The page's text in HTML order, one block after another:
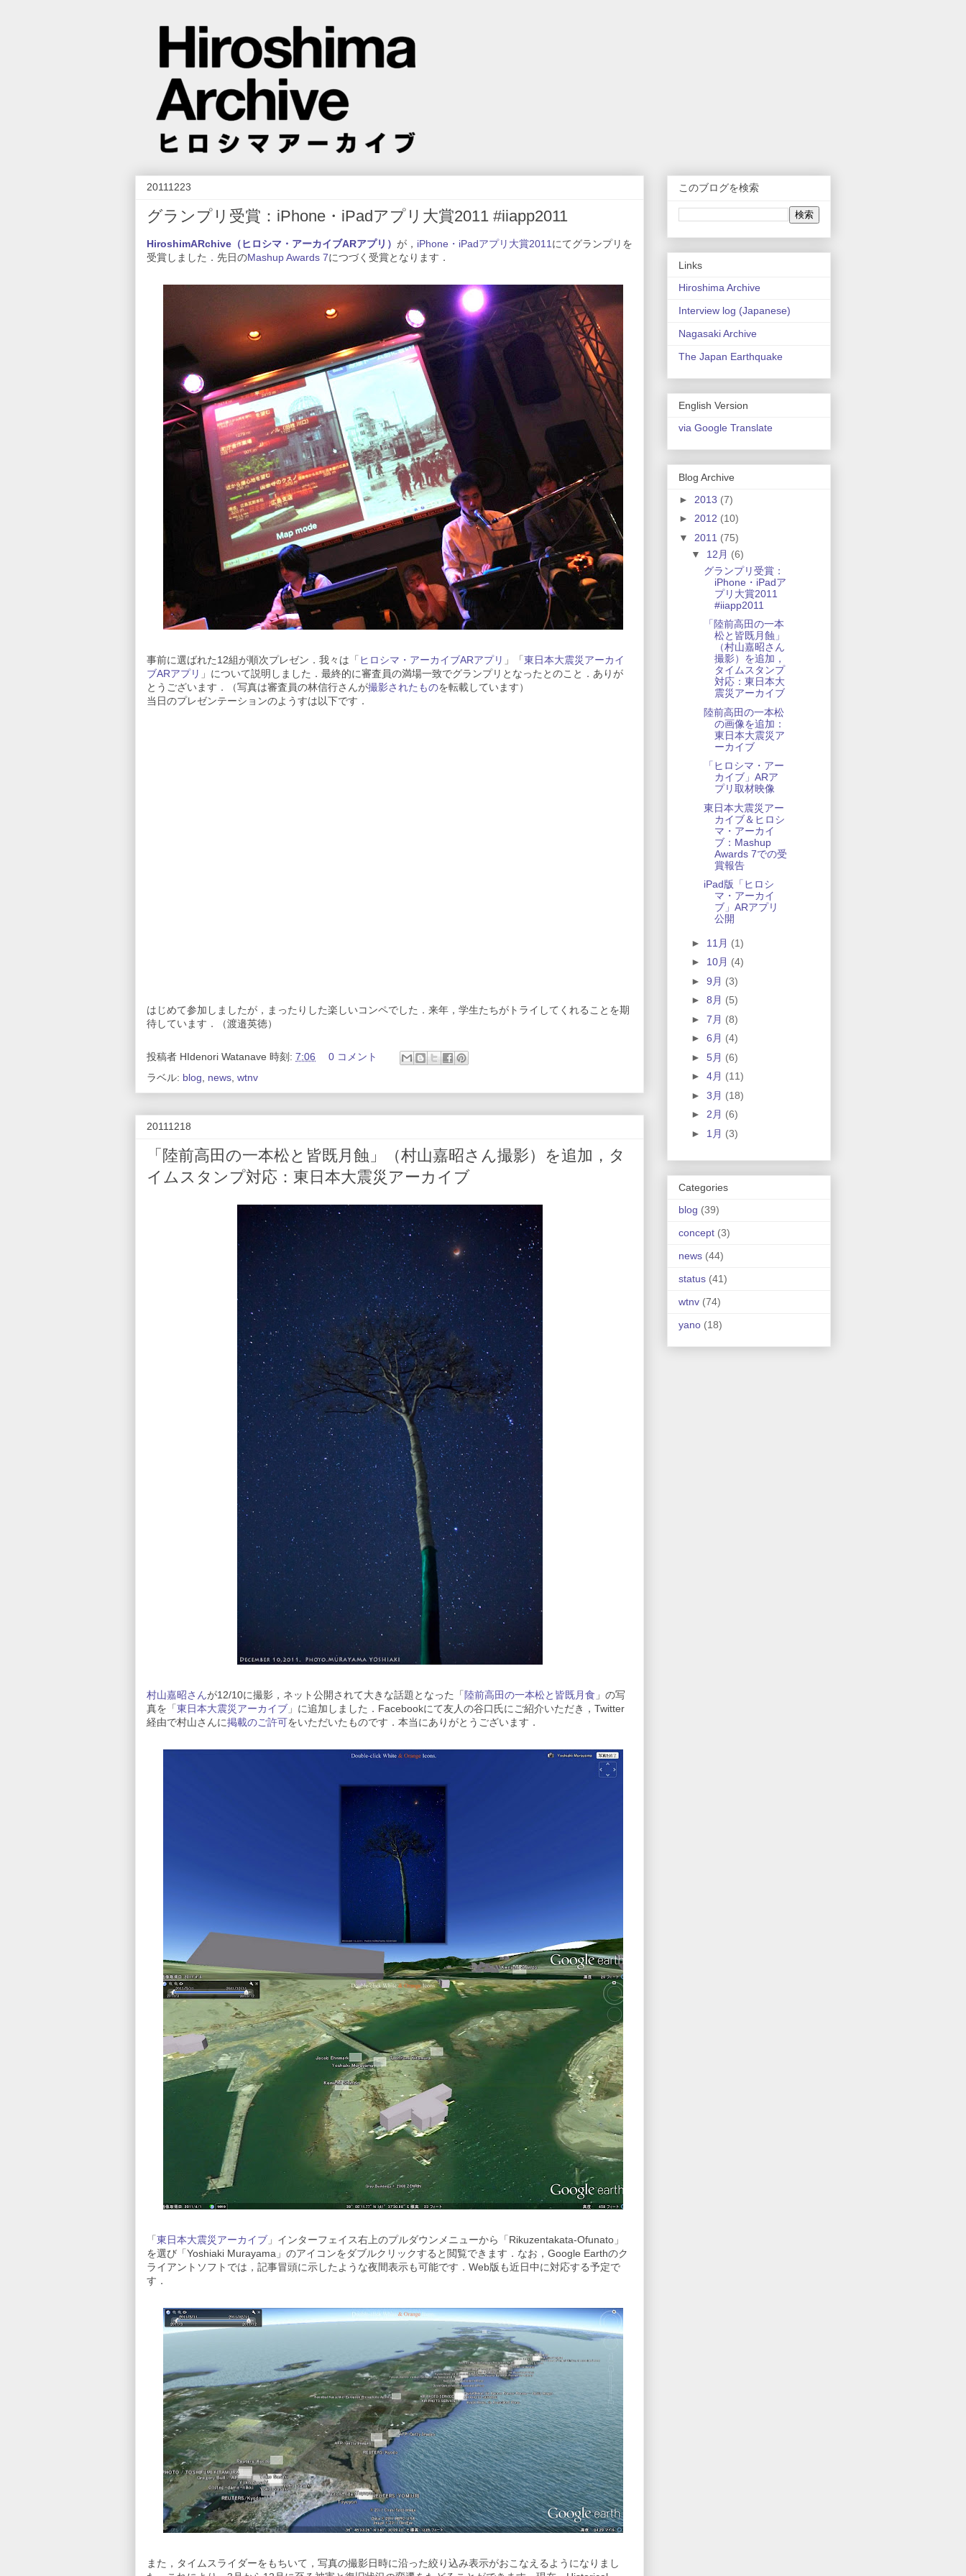
20111223
グランプリ受賞：iPhone・iPadアプリ大賞2011 #iiapp2011
HiroshimARchive（ヒロシマ・アーカイブARアプリ） が， iPhone・iPadアプリ大賞2011 にてグランプリを
受賞しました．先日のMashup Awards 7につづく受賞となります．
事前に選ばれた12組が順次プレゼン．我々は「 ヒロシマ・アーカイブARアプリ 」「東日本大震災アーカイ
ブARアプリ 」について説明しました．最終的に審査員の満場一致でグランプリとなったとのこと．ありが
とうございます．（写真は審査員の林信行さんが撮影されたものを転載しています）
当日のプレゼンテーションのようすは以下です．
はじめて参加しましたが，まったりした楽しいコンペでした．来年，学生たちがトライしてくれることを期
待しています．（渡邉英徳）
投稿者 HIdenori Watanave 時刻: 7:06
0 コメント
ラベル: blog news wtnv
20111218
「陸前高田の一本松と皆既月蝕」（村山嘉昭さん撮影）を追加，タ
イムスタンプ対応：東日本大震災アーカイブ
村山嘉昭さんが12/10に撮影，ネット公開されて大きな話題となった「陸前高田の一本松と皆既月食 」の写
真を「東日本大震災アーカイブ 」に追加しました．Facebookにて友人の谷口氏にご紹介いただき，Twitter
経由で村山さんに掲載のご許可をいただいたものです．本当にありがとうございます．
「東日本大震災アーカイブ 」インターフェイス右上のプルダウンメニューから「Rikuzentakata-Ofunato」
を選び「Yoshiaki Murayama」のアイコンをダブルクリックすると閲覧できます．なお，Google Earthのク
ライアントソフトでは，記事冒頭に示したような夜間表示も可能です．Web版も近日中に対応する予定で
す．
また，タイムスライダーをもちいて，写真の撮影日時に沿った絞り込み表示がおこなえるようになりまし
このブログを検索
Links
Hiroshima Archive
Interview log (Japanese)
Nagasaki Archive
The Japan Earthquake
English Version
via Google Translate
Blog Archive
► 2013 (7)
► 2012 (10)
▼ 2011 (75)
▼ 12月 (6)
グランプリ受賞：
iPhone・iPadア
プリ大賞2011
#iiapp2011
「陸前高田の一本
松と皆既月蝕」
（村山嘉昭さん
撮影）を追加，
タイムスタンプ
対応：東日本大
震災アーカイブ
陸前高田の一本松
の画像を追加：
東日本大震災ア
ーカイブ
「ヒロシマ・アー
カイブ」ARア
プリ取材映像
東日本大震災アー
カイブ＆ヒロシ
マ・アーカイ
ブ：Mashup
Awards 7での受
賞報告
iPad版「ヒロシ
マ・アーカイ
ブ」ARアプリ
公開
► 11月 (1)
► 10月 (4)
► 9月 (3)
► 8月 (5)
► 7月 (8)
► 6月 (4)
► 5月 (6)
► 4月 (11)
► 3月 (18)
► 2月 (6)
► 1月 (3)
Categories
blog (39)
concept (3)
news (44)
status (41)
wtnv (74)
yano (18)